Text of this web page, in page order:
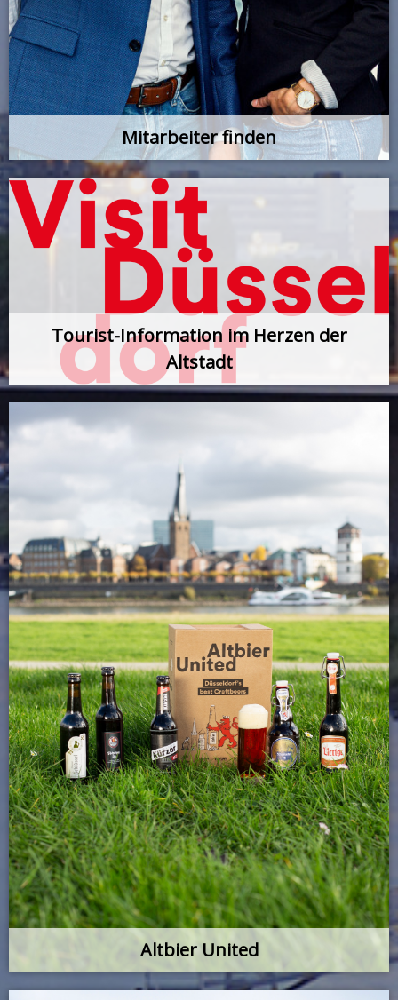
Mitarbeiter finden
Tourist-Information im Herzen der
Altstadt
Altbier United